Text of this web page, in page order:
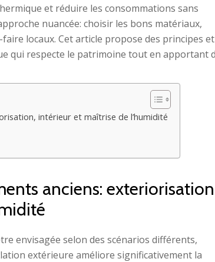
et réduire les consommations sans
nuancée: choisir les bons matériaux,
locaux. Cet article propose des principes et
qui respecte le patrimoine tout en apportant
intérieur et maîtrise de l’humidité
anciens:
envisagée selon des scénarios différents,
extérieure améliore significativement la